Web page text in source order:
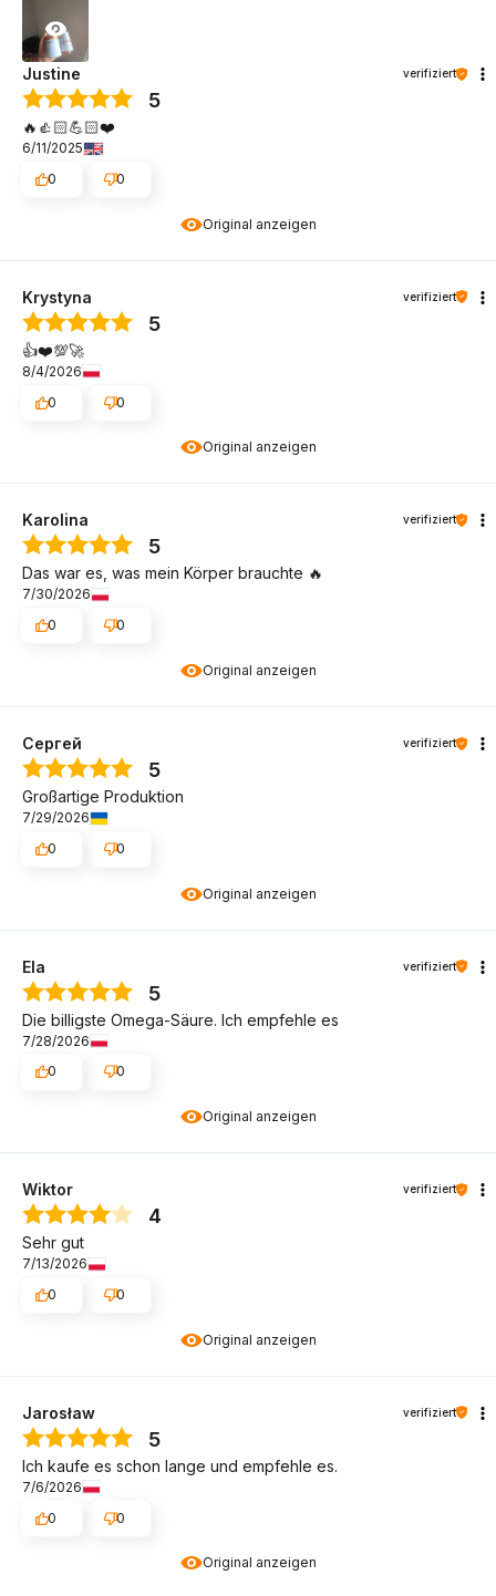
Original anzeigen
Justine verifiziert
5
🔥👍🏻💪🏻❤️
6/11/2025
0
0
Original anzeigen
Krystyna verifiziert
5
👍️❤️💯🚀
8/4/2026
0
0
Original anzeigen
Karolina verifiziert
5
Das war es, was mein Körper brauchte 🔥
7/30/2026
0
0
Original anzeigen
Сергей verifiziert
5
Großartige Produktion
7/29/2026
0
0
Original anzeigen
Ela verifiziert
5
Die billigste Omega-Säure. Ich empfehle es
7/28/2026
0
0
Original anzeigen
Wiktor verifiziert
4
Sehr gut
7/13/2026
0
0
Original anzeigen
Jarosław verifiziert
5
Ich kaufe es schon lange und empfehle es.
7/6/2026
0
0